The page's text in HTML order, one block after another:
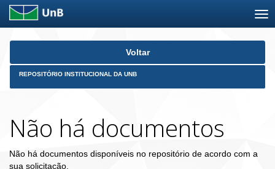
Skip
Voltar
REPOSITÓRIO INSTITUCIONAL DA UNB
Não há documentos
Não há documentos disponíveis no repositório de acordo com a
sua solicitação.